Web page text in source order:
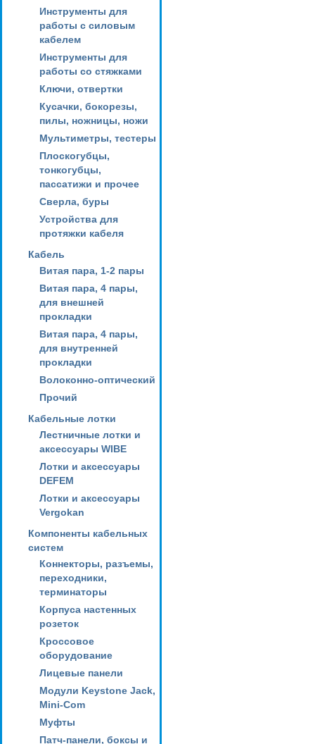
Инструменты для
работы с силовым
кабелем
Инструменты для
работы со стяжками
Ключи, отвертки
Кусачки, бокорезы,
пилы, ножницы, ножи
Мультиметры, тестеры
Плоскогубцы,
тонкогубцы,
пассатижи и прочее
Сверла, буры
Устройства для
протяжки кабеля
Кабель
Витая пара, 1-2 пары
Витая пара, 4 пары,
для внешней
прокладки
Витая пара, 4 пары,
для внутренней
прокладки
Волоконно-оптический
Прочий
Кабельные лотки
Лестничные лотки и
аксессуары WIBE
Лотки и аксессуары
DEFEM
Лотки и аксессуары
Vergokan
Компоненты кабельных
систем
Коннекторы, разъемы,
переходники,
терминаторы
Корпуса настенных
розеток
Кроссовое
оборудование
Лицевые панели
Модули Keystone Jack,
Mini-Com
Муфты
Патч-панели, боксы и